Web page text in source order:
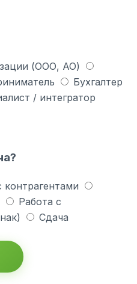
(ООО, АО)
Бухгалтер
/ интегратор
Работа с
Сдача